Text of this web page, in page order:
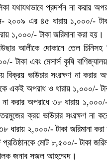
প্রদর্শন না করার
এর ৪৫ ধারায় ১,০০০/- টাকা,
১,০০০/- টাকা জরিমানা করা হয়।
আলীকে দোকানে তেল চিনিসহ
টাকা এবং মেসার্স কৃষি
ভাউচার সংরক্ষণ না করার
একই অপরাধ ও ধারায় ১,০০০/-
করার অপরাধে ৩৮ ধারায়
ক্রয় ভাউচার সংরক্ষণ না
ধারায় ২,০০০/- টাকা জরিমানা
মোট ৮,৫০০/- টাকা
জনাব সজল আহম্মেদ।